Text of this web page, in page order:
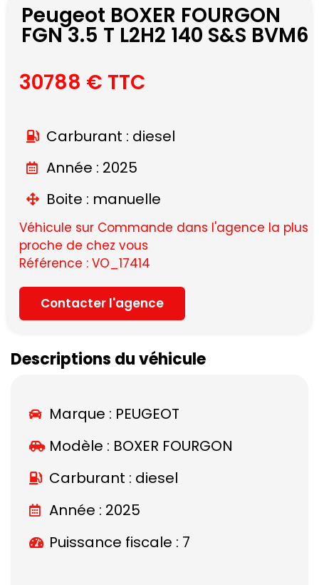
Peugeot BOXER FOURGON
FGN 3.5 T L2H2 140 S&S BVM6
30788 € TTC
Carburant : diesel
Année : 2025
Boite : manuelle
Véhicule sur Commande dans l'agence la plus
proche de chez vous
Référence : VO_17414
Contacter l'agence
Descriptions du véhicule
Marque : PEUGEOT
Modèle : BOXER FOURGON
Carburant : diesel
Année : 2025
Puissance fiscale : 7